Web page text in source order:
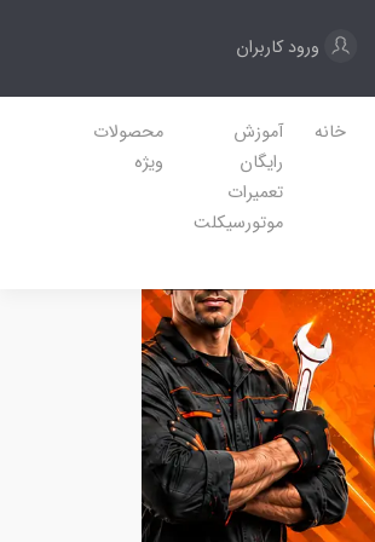
ورود کاربران
خانه
آموزش
رایگان
تعمیرات
موتورسیکلت
محصولات
ویژه